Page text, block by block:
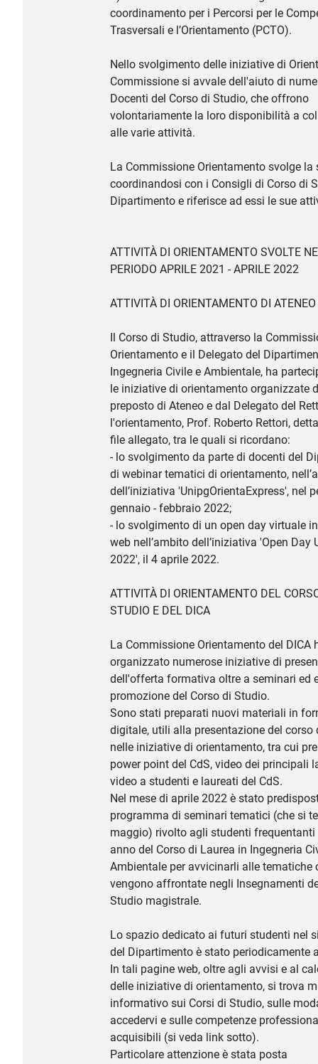
coordinamento per i Percorsi per le
Trasversali e l’Orientamento (PCTO).
Nello svolgimento delle iniziative di
Commissione si avvale dell'aiuto di
Docenti del Corso di Studio, che offrono
volontariamente la loro disponibilità a
alle varie attività.
La Commissione Orientamento svolge
coordinandosi con i Consigli di Corso di
Dipartimento e riferisce ad essi le sue
ATTIVITÀ DI ORIENTAMENTO SVOLTE
PERIODO APRILE 2021 - APRILE 2022
ATTIVITÀ DI ORIENTAMENTO DI ATENEO
Il Corso di Studio, attraverso la
Orientamento e il Delegato del
Ingegneria Civile e Ambientale, ha
le iniziative di orientamento organizzate
preposto di Ateneo e dal Delegato del
l'orientamento, Prof. Roberto Rettori,
file allegato, tra le quali si ricordano:
- lo svolgimento da parte di docenti del
di webinar tematici di orientamento,
dell’iniziativa 'UnipgOrientaExpress', nel
gennaio - febbraio 2022;
- lo svolgimento di un open day virtuale
web nell’ambito dell’iniziativa 'Open Day
2022', il 4 aprile 2022.
ATTIVITÀ DI ORIENTAMENTO DEL
STUDIO E DEL DICA
La Commissione Orientamento del DICA
organizzato numerose iniziative di
dell'offerta formativa oltre a seminari ed
promozione del Corso di Studio.
Sono stati preparati nuovi materiali in
digitale, utili alla presentazione del corso
nelle iniziative di orientamento, tra cui
power point del CdS, video dei principali
video a studenti e laureati del CdS.
Nel mese di aprile 2022 è stato
programma di seminari tematici (che si
maggio) rivolto agli studenti frequentanti
anno del Corso di Laurea in Ingegneria
Ambientale per avvicinarli alle tematiche
vengono affrontate negli Insegnamenti
Studio magistrale.
Lo spazio dedicato ai futuri studenti nel
del Dipartimento è stato periodicamente
In tali pagine web, oltre agli avvisi e al
delle iniziative di orientamento, si trova
informativo sui Corsi di Studio, sulle
accedervi e sulle competenze
acquisibili (si veda link sotto).
Particolare attenzione è stata posta